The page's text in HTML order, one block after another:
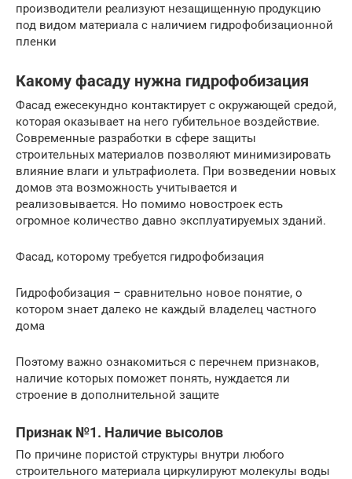
производители реализуют незащищенную продукцию
под видом материала с наличием гидрофобизационной
пленки
Какому фасаду нужна гидрофобизация
Фасад ежесекундно контактирует с окружающей средой,
которая оказывает на него губительное воздействие.
Современные разработки в сфере защиты
строительных материалов позволяют минимизировать
влияние влаги и ультрафиолета. При возведении новых
домов эта возможность учитывается и
реализовывается. Но помимо новостроек есть
огромное количество давно эксплуатируемых зданий.
Фасад, которому требуется гидрофобизация
Гидрофобизация – сравнительно новое понятие, о
котором знает далеко не каждый владелец частного
дома
Поэтому важно ознакомиться с перечнем признаков,
наличие которых поможет понять, нуждается ли
строение в дополнительной защите
Признак №1. Наличие высолов
По причине пористой структуры внутри любого
строительного материала циркулируют молекулы воды